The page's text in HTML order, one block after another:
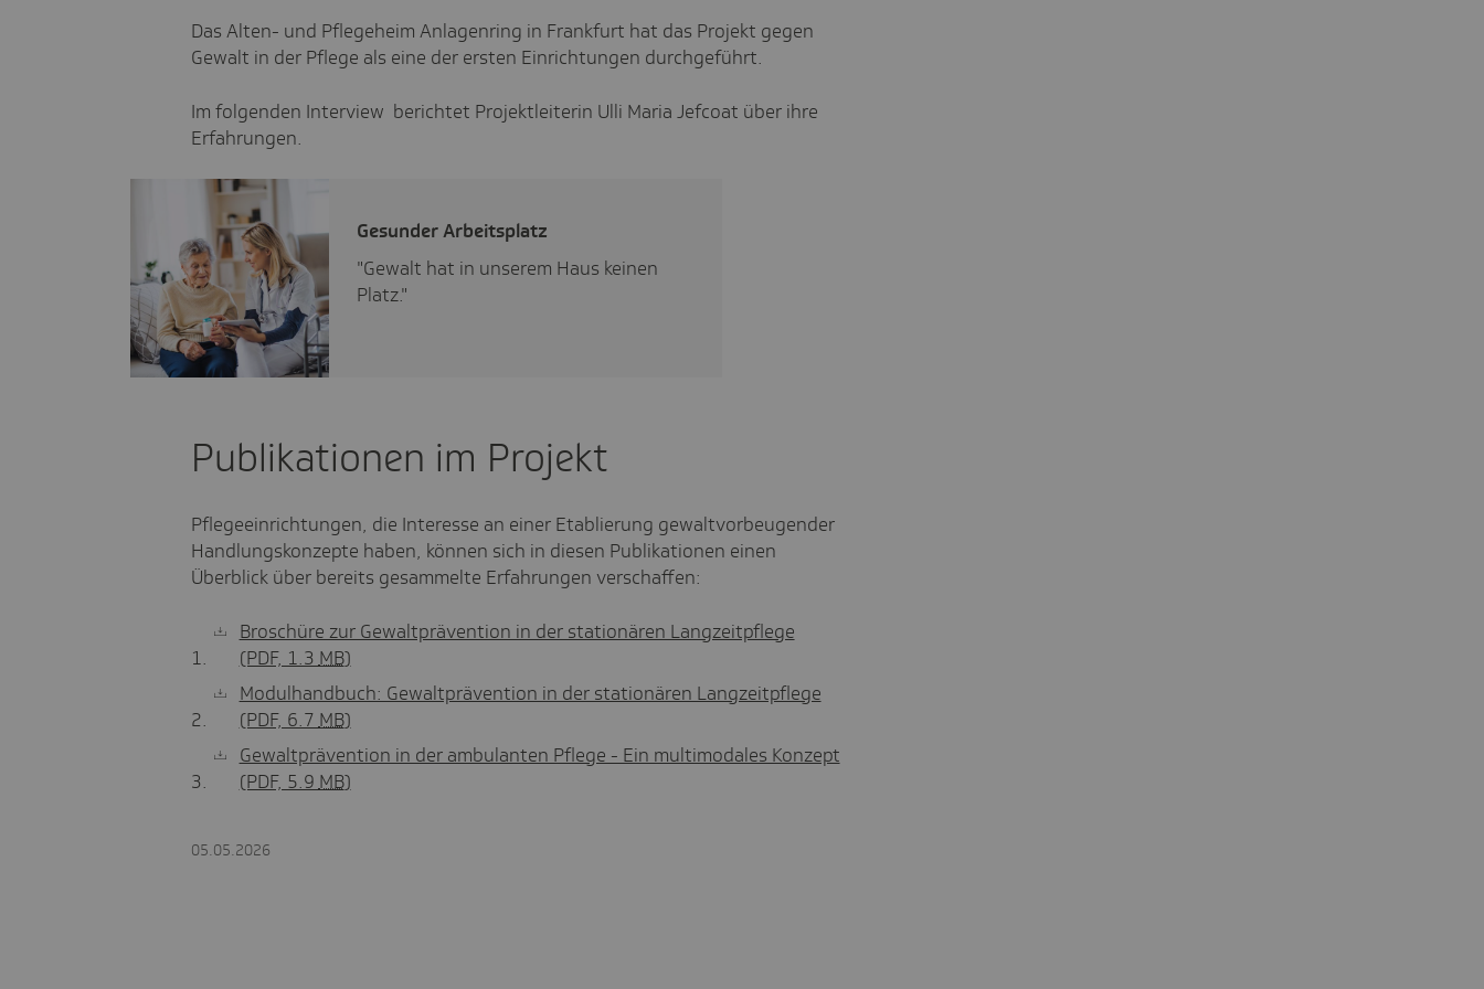
Das Alten- und Pflegeheim Anlagenring in Frankfurt hat das Projekt gegen
Gewalt in der Pflege als eine der ersten Einrichtungen durchgeführt.
Im folgenden Interview berichtet Projektleiterin Ulli Maria Jefcoat über ihre
Erfahrungen.
Gesunder Arbeits­platz
"Gewalt hat in unserem Haus keinen
Platz."
Publikationen im Projekt
Pflegeeinrichtungen, die Interesse an einer Etablierung gewaltvorbeugender
Handlungskonzepte haben, können sich in diesen Publikationen einen
Überblick über bereits gesammelte Erfahrungen verschaffen:
Broschüre zur Gewaltprävention in der stationären Langzeitpflege
(PDF, 1.3 MB)
Modulhandbuch: Gewaltprävention in der stationären Langzeitpflege
(PDF, 6.7 MB)
Gewaltprävention in der ambulanten Pflege - Ein multimodales Konzept
(PDF, 5.9 MB)
05.05.2026